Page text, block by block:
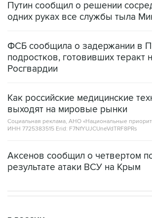
ФСБ сообщила о задержании в
Росгвардии
Как российские медицинские
Социальная реклама, АНО «Национальные
ИНН 7725383515 Erid: F7NfYUJCUneVdTRF8PRs